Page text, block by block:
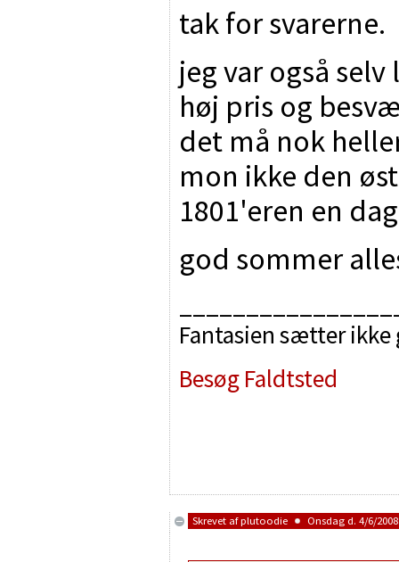
tak for svarerne.
jeg var også
høj pris og
det må nok
mon ikke den
1801'eren en
god sommer
Fantasien sætter
Besøg Faldtsted
Skrevet afplutoodie Onsdag d. 4/6/